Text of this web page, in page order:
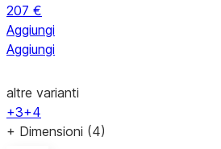
207 €
Aggiungi
Aggiungi
altre varianti
+3+4
+ Dimensioni (4)